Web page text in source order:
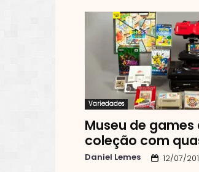
Variedades
Museu de
coleção com
Daniel Lemes 12/07/